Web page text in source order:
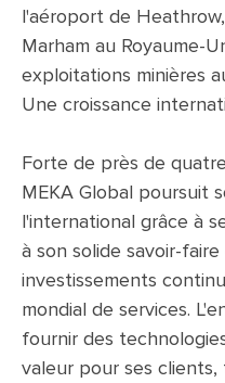
l'aéroport de
Marham au Royaume-
exploitations minières
Une croissance
Forte de près de
MEKA Global poursuit
l'international grâce à
à son solide savoir-
investissements
mondial de services.
fournir des
valeur pour ses